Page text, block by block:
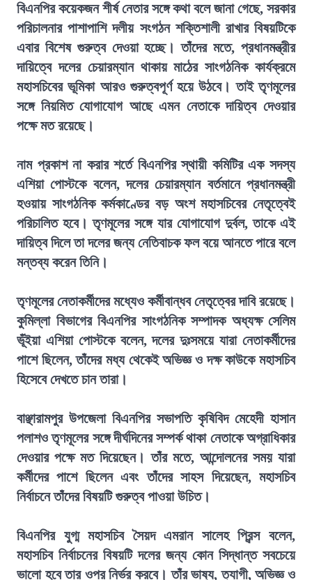
বিএনপির কয়েকজন শীর্ষ নেতার সঙ্গে কথা বলে জানা গেছে, সরকার
পরিচালনার পাশাপাশি দলীয় সংগঠন শক্তিশালী রাখার বিষয়টিকে
এবার বিশেষ গুরুত্ব দেওয়া হচ্ছে। তাঁদের মতে, প্রধানমন্ত্রীর
দায়িত্বে দলের চেয়ারম্যান থাকায় মাঠের সাংগঠনিক কার্যক্রমে
মহাসচিবের ভূমিকা আরও গুরুত্বপূর্ণ হয়ে উঠবে। তাই তৃণমূলের
সঙ্গে নিয়মিত যোগাযোগ আছে এমন নেতাকে দায়িত্ব দেওয়ার
পক্ষে মত রয়েছে।
নাম প্রকাশ না করার শর্তে বিএনপির স্থায়ী কমিটির এক সদস্য
এশিয়া পোস্টকে বলেন, দলের চেয়ারম্যান বর্তমানে প্রধানমন্ত্রী
হওয়ায় সাংগঠনিক কর্মকাণ্ডের বড় অংশ মহাসচিবের নেতৃত্বেই
পরিচালিত হবে। তৃণমূলের সঙ্গে যার যোগাযোগ দুর্বল, তাকে এই
দায়িত্ব দিলে তা দলের জন্য নেতিবাচক ফল বয়ে আনতে পারে বলে
মন্তব্য করেন তিনি।
তৃণমূলের নেতাকর্মীদের মধ্যেও কর্মীবান্ধব নেতৃত্বের দাবি রয়েছে।
কুমিল্লা বিভাগের বিএনপির সাংগঠনিক সম্পাদক অধ্যক্ষ সেলিম
ভূঁইয়া এশিয়া পোস্টকে বলেন, দলের দুঃসময়ে যারা নেতাকর্মীদের
পাশে ছিলেন, তাঁদের মধ্য থেকেই অভিজ্ঞ ও দক্ষ কাউকে মহাসচিব
হিসেবে দেখতে চান তারা।
বাঞ্ছারামপুর উপজেলা বিএনপির সভাপতি কৃষিবিদ মেহেদী হাসান
পলাশও তৃণমূলের সঙ্গে দীর্ঘদিনের সম্পর্ক থাকা নেতাকে অগ্রাধিকার
দেওয়ার পক্ষে মত দিয়েছেন। তাঁর মতে, আন্দোলনের সময় যারা
কর্মীদের পাশে ছিলেন এবং তাঁদের সাহস দিয়েছেন, মহাসচিব
নির্বাচনে তাঁদের বিষয়টি গুরুত্ব পাওয়া উচিত।
বিএনপির যুগ্ম মহাসচিব সৈয়দ এমরান সালেহ প্রিন্স বলেন,
মহাসচিব নির্বাচনের বিষয়টি দলের জন্য কোন সিদ্ধান্ত সবচেয়ে
ভালো হবে তার ওপর নির্ভর করবে। তাঁর ভাষ্য, ত্যাগী, অভিজ্ঞ ও